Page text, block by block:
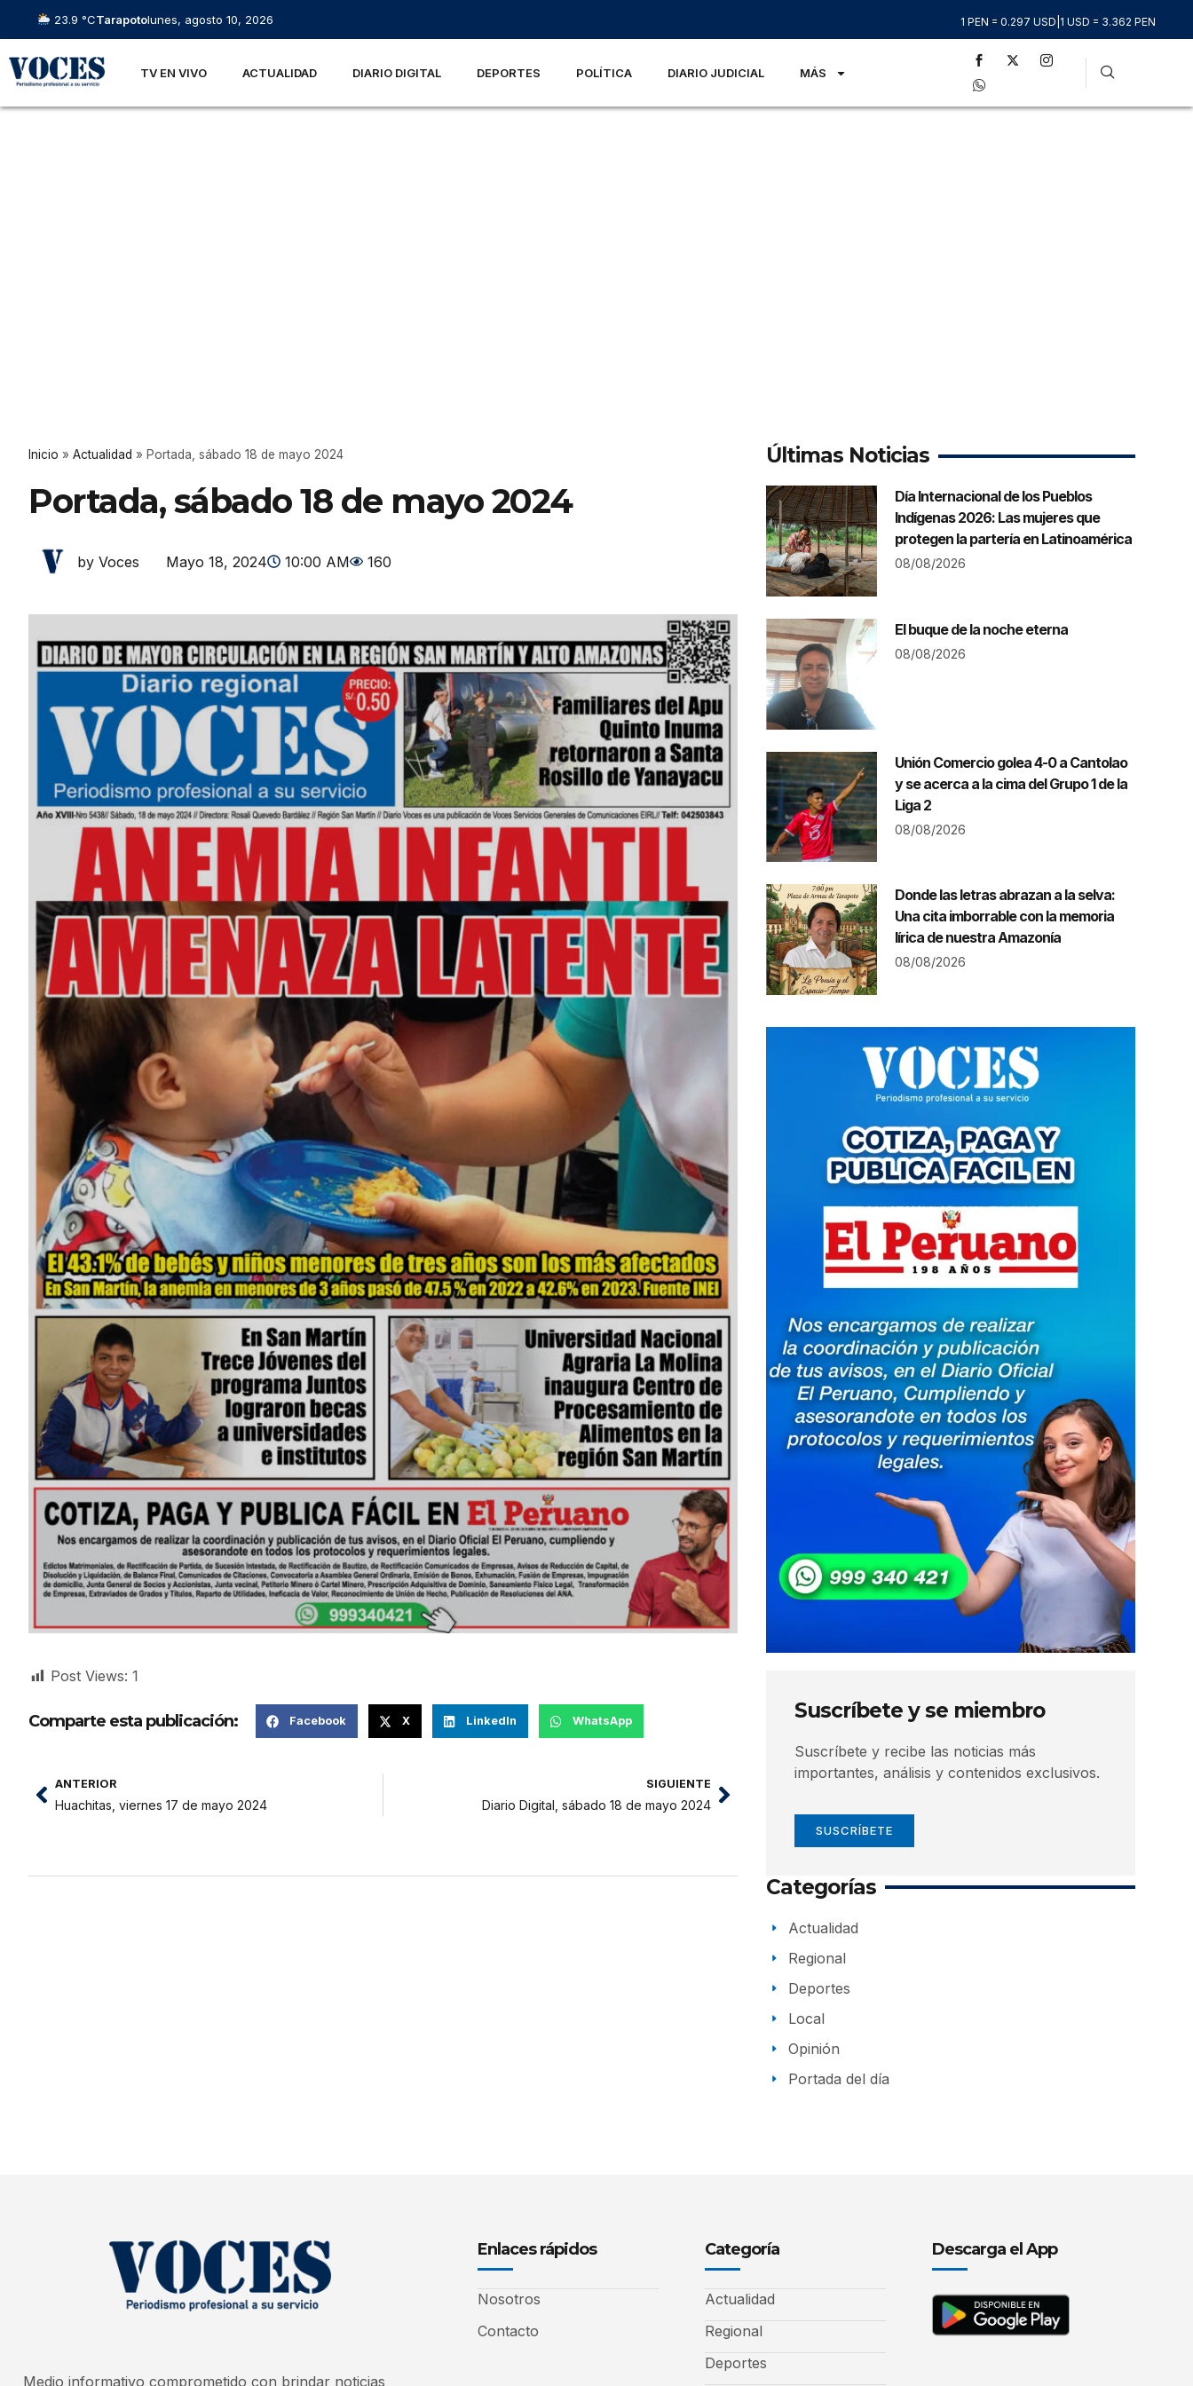
23.9 °CTarapotolunes, agosto 10, 2026 1 PEN = 0.297 USD 1 USD = 3.362 PEN
TV EN VIVO ACTUALIDAD DIARIO DIGITAL DEPORTES POLÍTICA DIARIO JUDICIAL MÁS
Inicio » Actualidad » Portada, sábado 18 de mayo 2024
Portada, sábado 18 de mayo 2024
by Voces Mayo 18, 2024 10:00 AM 160
Post Views: 1
Comparte esta publicación: Facebook X LinkedIn WhatsApp
ANTERIOR
Huachitas, viernes 17 de mayo 2024
SIGUIENTE
Diario Digital, sábado 18 de mayo 2024
Últimas Noticias
Día Internacional de los Pueblos
Indígenas 2026: Las mujeres que
protegen la partería en Latinoamérica
08/08/2026
El buque de la noche eterna
08/08/2026
Unión Comercio golea 4-0 a Cantolao
y se acerca a la cima del Grupo 1 de la
Liga 2
08/08/2026
Donde las letras abrazan a la selva:
Una cita imborrable con la memoria
lírica de nuestra Amazonía
08/08/2026
Suscríbete y se miembro
Suscríbete y recibe las noticias más
importantes, análisis y contenidos exclusivos.
SUSCRÍBETE
Categorías
Actualidad
Regional
Deportes
Local
Opinión
Portada del día
Medio informativo comprometido con brindar noticias
Enlaces rápidos
Nosotros
Contacto
Categoría
Actualidad
Regional
Deportes
Descarga el App